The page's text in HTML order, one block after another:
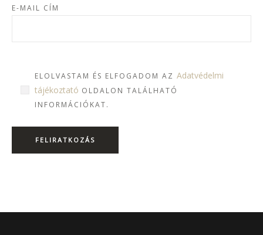
E-MAIL CÍM
ELOLVASTAM ÉS ELFOGADOM AZ Adatvédelmi
tájékoztató OLDALON TALÁLHATÓ
INFORMÁCIÓKAT.